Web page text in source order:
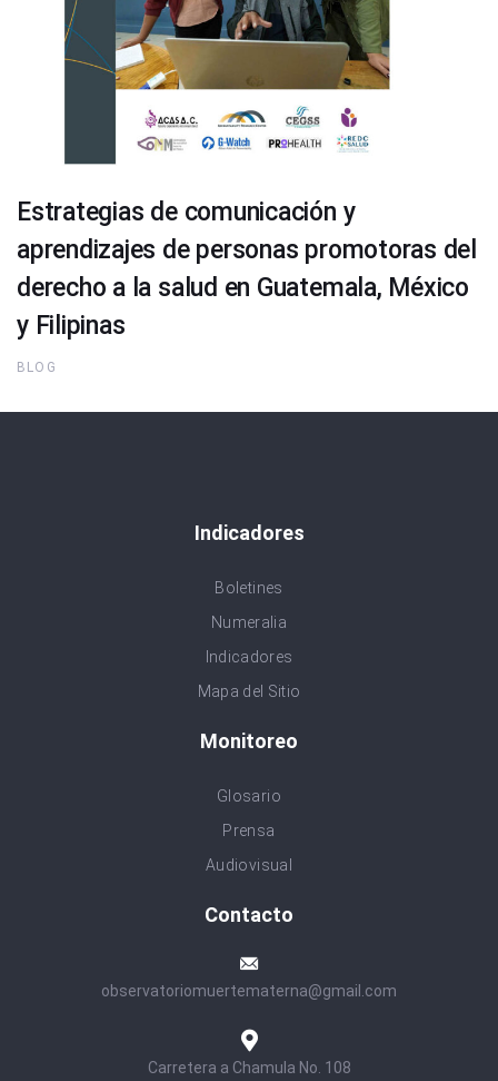
Estrategias de comunicación y
aprendizajes de personas promotoras del
derecho a la salud en Guatemala, México
y Filipinas
BLOG
Indicadores
Boletines
Numeralia
Indicadores
Mapa del Sitio
Monitoreo
Glosario
Prensa
Audiovisual
Contacto
observatoriomuertematerna@gmail.com
Carretera a Chamula No. 108